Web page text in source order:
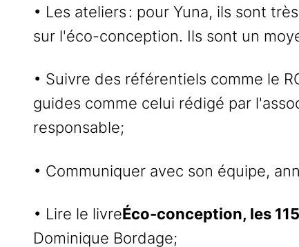
• Les ateliers : pour Yuna, ils sont
sur l'éco-conception. Ils sont un
• Suivre des référentiels comme le
guides comme celui rédigé par
responsable;
• Communiquer avec son équipe,
• Lire le livreÉco-conception, les
Dominique Bordage;